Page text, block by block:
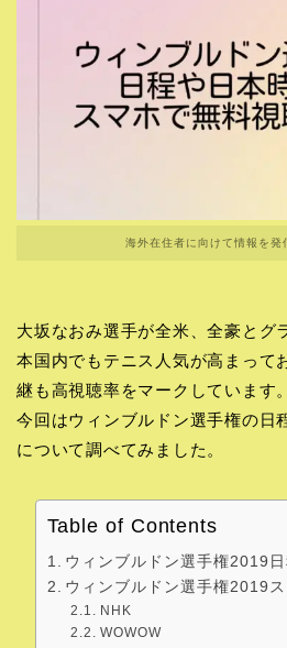
海外在住者に向けて情報を発
大坂なおみ選手が全米、全豪とグ
本国内でもテニス人気が高まって
継も高視聴率をマークしています。
今回はウィンブルドン選手権の日
について調べてみました。
Table of Contents
ウィンブルドン選手権2019
ウィンブルドン選手権2019
NHK
WOWOW